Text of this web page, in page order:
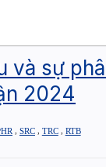
và sự
2024
SRC TRC RTB